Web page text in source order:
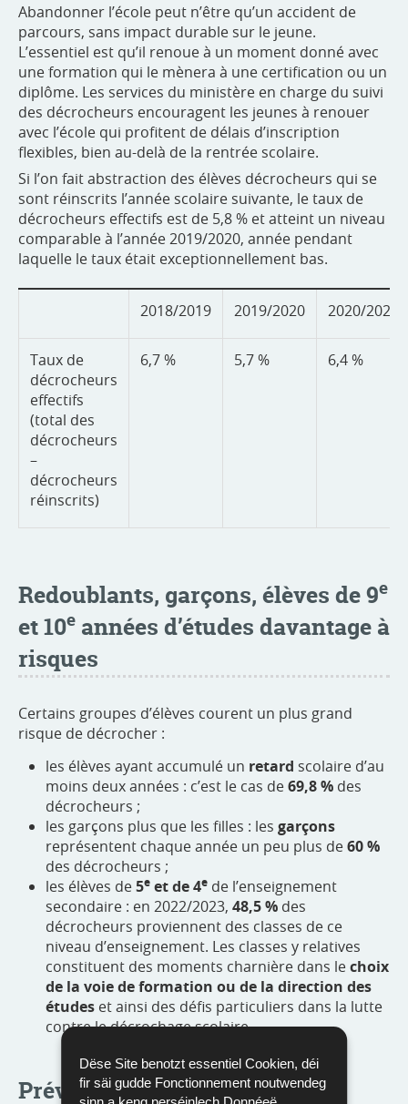
Dëse Site benotzt essentiel Cookien, déi
fir säi gudde Fonctionnement noutwendeg
Abandonner l’école peut n’être qu’un accident de
parcours, sans impact durable sur le jeune.
L’essentiel est qu’il renoue à un moment donné avec
une formation qui le mènera à une certification ou un
diplôme. Les services du ministère en charge du suivi
des décrocheurs encouragent les jeunes à renouer
avec l’école qui profitent de délais d’inscription
flexibles, bien au-delà de la rentrée scolaire.
Si l’on fait abstraction des élèves décrocheurs qui se
sont réinscrits l’année scolaire suivante, le taux de
décrocheurs effectifs est de 5,8 % et atteint un niveau
comparable à l’année 2019/2020, année pendant
laquelle le taux était exceptionnellement bas.
2018/2019 2019/2020 2020/2021
Taux de
décrocheurs
effectifs
(total des
décrocheurs
–
décrocheurs
réinscrits)
6,7 % 5,7 % 6,4 %
Redoublants, garçons, élèves de 9e
et 10e années d’études davantage à
risques
Certains groupes d’élèves courent un plus grand
risque de décrocher :
les élèves ayant accumulé un retard scolaire d’au
moins deux années : c’est le cas de69,8 % des
décrocheurs ;
les garçons plus que les filles : les garçons
représentent chaque année un peu plus de60 %
des décrocheurs ;
les élèves de5e et de 4e de l’enseignement
secondaire : en 2022/2023, 48,5 % des
décrocheurs proviennent des classes de ce
niveau d’enseignement. Les classes y relatives
constituent des moments charnière dans lechoix
de la voie de formation ou de la direction des
études et ainsi des défis particuliers dans la lutte
contre le décrochage scolaire.
Prévenir le décrochage en